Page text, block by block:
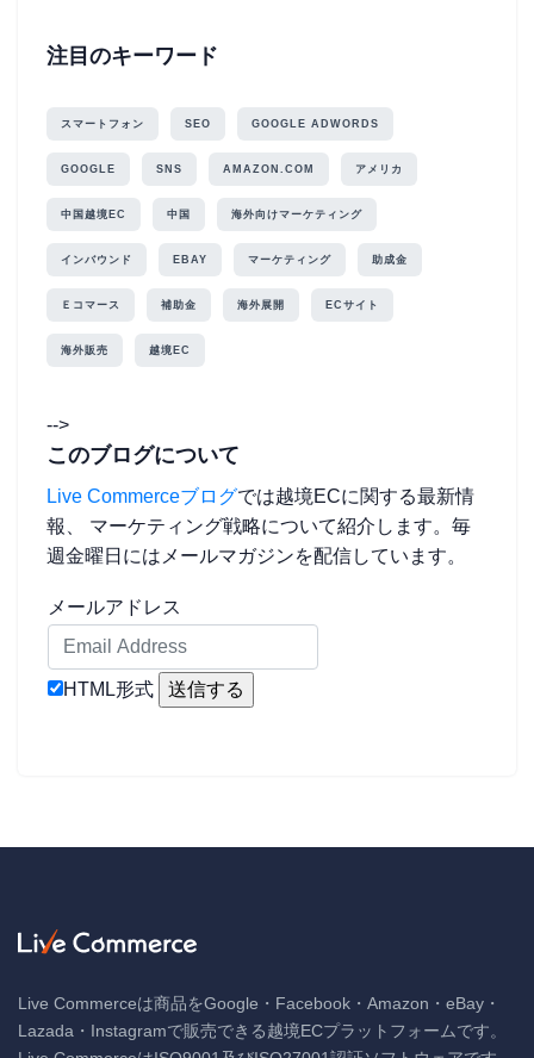
注目のキーワード
スマートフォン SEO GOOGLE ADWORDS
GOOGLE SNS AMAZON.COM アメリカ
中国越境EC 中国 海外向けマーケティング
インバウンド EBAY マーケティング 助成金
Ｅコマース 補助金 海外展開 ECサイト
海外販売 越境EC
-->
このブログについて
Live Commerceブログでは越境ECに関する最新情
報、 マーケティング戦略について紹介します。毎
週金曜日にはメールマガジンを配信しています。
メールアドレス
HTML形式
Live Commerceは商品をGoogle・Facebook・Amazon・eBay・
Lazada・Instagramで販売できる越境ECプラットフォームです。